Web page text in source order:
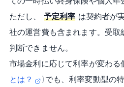
ただし、 予定利率 は契約者が
社の運営費も含まれます。受
判断できません。
市場金利に応じて利率が変わ
とは？
) でも、利率変動型の